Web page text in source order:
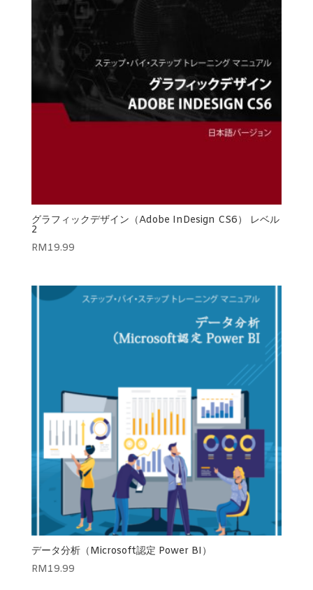
グラフィックデザイン（Adobe InDesign CS6） レベル
2
RM19.99
データ分析（Microsoft認定 Power BI）
RM19.99